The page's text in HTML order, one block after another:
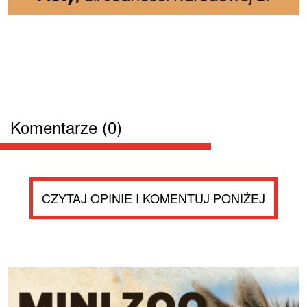
Komentarze (0)
CZYTAJ OPINIE I KOMENTUJ PONIŻEJ